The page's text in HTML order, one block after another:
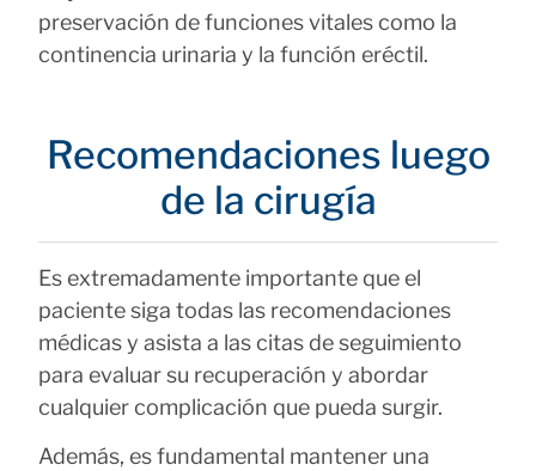
preservación de funciones vitales como la
continencia urinaria y la función eréctil.
Recomendaciones luego
de la cirugía
Es extremadamente importante que el
paciente siga todas las recomendaciones
médicas y asista a las citas de seguimiento
para evaluar su recuperación y abordar
cualquier complicación que pueda surgir.
Además, es fundamental mantener una